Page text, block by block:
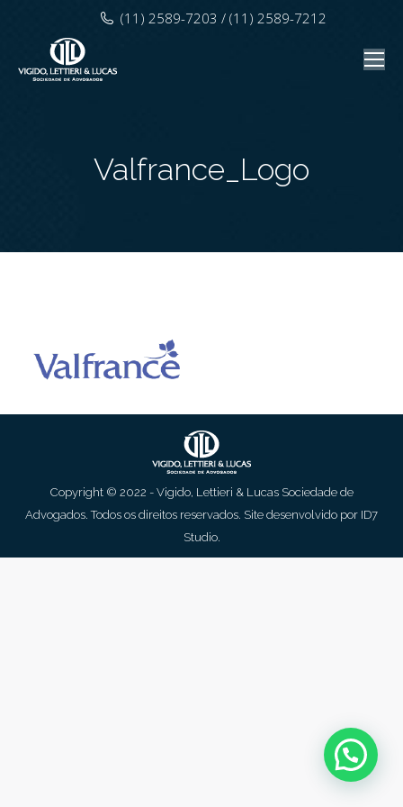
(11) 2589-7203 / (11) 2589-7212
Valfrance_Logo
Copyright © 2022 - Vigido, Lettieri & Lucas Sociedade de
Advogados. Todos os direitos reservados. Site desenvolvido por ID7
Studio.